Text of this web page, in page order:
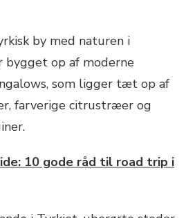
by med naturen i
bygget op af moderne
som ligger tæt op af
farverige citrustræer og
10 gode råd til road trip i